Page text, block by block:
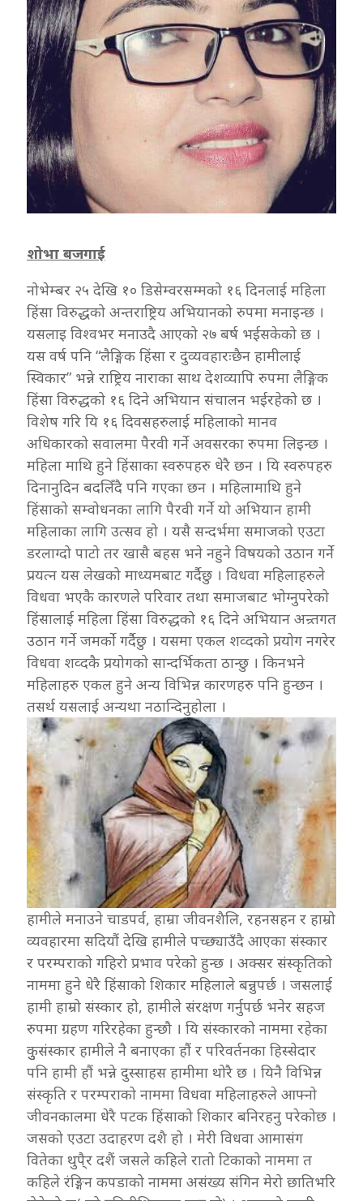
शोभा बजगाई
नोभेम्बर २५ देखि १० डिसेम्वरसम्मको १६ दिनलाई महिला
हिंसा विरुद्धको अन्तराष्ट्रिय अभियानको रुपमा मनाइन्छ ।
यसलाइ विश्वभर मनाउदै आएको २७ बर्ष भईसकेको छ ।
यस वर्ष पनि “लैङ्गिक हिंसा र दुव्यवहारःछैन हामीलाई
स्विकार” भन्ने राष्ट्रिय नाराका साथ देशव्यापि रुपमा लैङ्गिक
हिंसा विरुद्धको १६ दिने अभियान संचालन भईरहेको छ ।
विशेष गरि यि १६ दिवसहरुलाई महिलाको मानव
अधिकारको सवालमा पैरवी गर्ने अवसरका रुपमा लिइन्छ ।
महिला माथि हुने हिंसाका स्वरुपहरु धेरै छन । यि स्वरुपहरु
दिनानुदिन बदलिँदै पनि गएका छन । महिलामाथि हुने
हिंसाको सम्वोधनका लागि पैरवी गर्ने यो अभियान हामी
महिलाका लागि उत्सव हो । यसै सन्दर्भमा समाजको एउटा
डरलाग्दो पाटो तर खासै बहस भने नहुने विषयको उठान गर्ने
प्रयत्न यस लेखको माध्यमबाट गर्दैछु । विधवा महिलाहरुले
विधवा भएकै कारणले परिवार तथा समाजबाट भोग्नुपरेको
हिंसालाई महिला हिंसा विरुद्धको १६ दिने अभियान अन्र्तगत
उठान गर्ने जमर्को गर्दैछु । यसमा एकल शव्दको प्रयोग नगरेर
विधवा शव्दकै प्रयोगको सान्दर्भिकता ठान्छु । किनभने
महिलाहरु एकल हुने अन्य विभिन्न कारणहरु पनि हुन्छन ।
तसर्थ यसलाई अन्यथा नठान्दिनुहोला ।
हामीले मनाउने चाडपर्व, हाम्रा जीवनशैलि, रहनसहन र हाम्रो
व्यवहारमा सदियौं देखि हामीले पच्छ्याउँदै आएका संस्कार
र परम्पराको गहिरो प्रभाव परेको हुन्छ । अक्सर संस्कृतिको
नाममा हुने धेरै हिंसाको शिकार महिलाले बन्नुपर्छ । जसलाई
हामी हाम्रो संस्कार हो, हामीले संरक्षण गर्नुपर्छ भनेर सहज
रुपमा ग्रहण गरिरहेका हुन्छौ । यि संस्कारको नाममा रहेका
कुुसंस्कार हामीले नै बनाएका हौं र परिवर्तनका हिस्सेदार
पनि हामी हौं भन्ने दुस्साहस हामीमा थोरै छ । यिनै विभिन्न
संस्कृति र परम्पराको नाममा विधवा महिलाहरुले आफ्नो
जीवनकालमा धेरै पटक हिंसाको शिकार बनिरहनु परेकोछ ।
जसको एउटा उदाहरण दशै हो । मेरी विधवा आमासंग
वितेका थुपै्र दशैं जसले कहिले रातो टिकाको नाममा त
कहिले रंङ्गिन कपडाको नाममा असंख्य संगिन मेरो छातिभरि